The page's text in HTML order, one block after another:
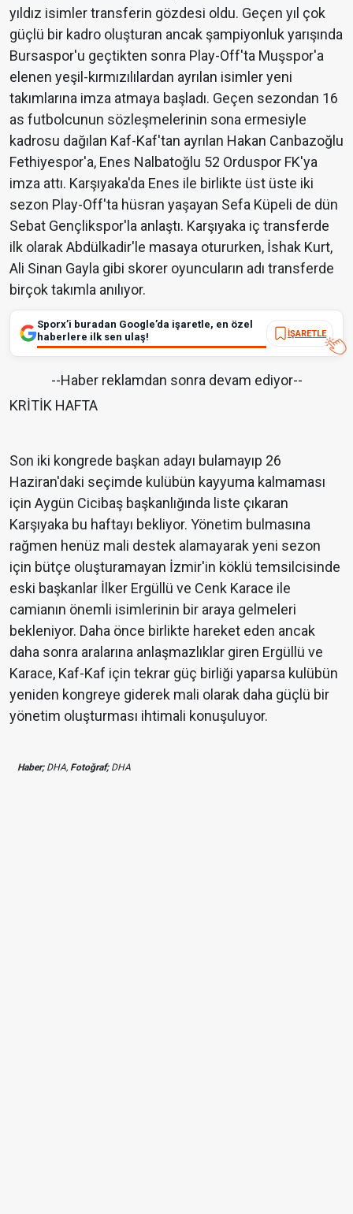
yıldız isimler transferin gözdesi oldu. Geçen yıl çok
güçlü bir kadro oluşturan ancak şampiyonluk yarışında
Bursaspor'u geçtikten sonra Play-Off'ta Muşspor'a
elenen yeşil-kırmızılılardan ayrılan isimler yeni
takımlarına imza atmaya başladı. Geçen sezondan 16
as futbolcunun sözleşmelerinin sona ermesiyle
kadrosu dağılan Kaf-Kaf'tan ayrılan Hakan Canbazoğlu
Fethiyespor'a, Enes Nalbatoğlu 52 Orduspor FK'ya
imza attı. Karşıyaka'da Enes ile birlikte üst üste iki
sezon Play-Off'ta hüsran yaşayan Sefa Küpeli de dün
Sebat Gençlikspor'la anlaştı. Karşıyaka iç transferde
ilk olarak Abdülkadir'le masaya otururken, İshak Kurt,
Ali Sinan Gayla gibi skorer oyuncuların adı transferde
birçok takımla anılıyor.
Sporx’i buradan Google’da işaretle, en özel
haberlere ilk sen ulaş!
İŞARETLE
--Haber reklamdan sonra devam ediyor--
KRİTİK HAFTA
Son iki kongrede başkan adayı bulamayıp 26
Haziran'daki seçimde kulübün kayyuma kalmaması
için Aygün Cicibaş başkanlığında liste çıkaran
Karşıyaka bu haftayı bekliyor. Yönetim bulmasına
rağmen henüz mali destek alamayarak yeni sezon
için bütçe oluşturamayan İzmir'in köklü temsilcisinde
eski başkanlar İlker Ergüllü ve Cenk Karace ile
camianın önemli isimlerinin bir araya gelmeleri
bekleniyor. Daha önce birlikte hareket eden ancak
daha sonra aralarına anlaşmazlıklar giren Ergüllü ve
Karace, Kaf-Kaf için tekrar güç birliği yaparsa kulübün
yeniden kongreye giderek mali olarak daha güçlü bir
yönetim oluşturması ihtimali konuşuluyor.
Haber;DHA, Fotoğraf;DHA